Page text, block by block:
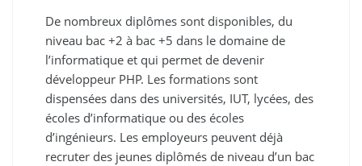
De nombreux diplômes sont disponibles, du
niveau bac +2 à bac +5 dans le domaine de
l’informatique et qui permet de devenir
développeur PHP. Les formations sont
dispensées dans des universités, IUT, lycées, des
écoles d’informatique ou des écoles
d’ingénieurs. Les employeurs peuvent déjà
recruter des jeunes diplômés de niveau d’un bac